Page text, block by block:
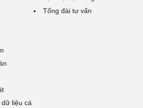
Tổng đài tư vấn
liệu cá